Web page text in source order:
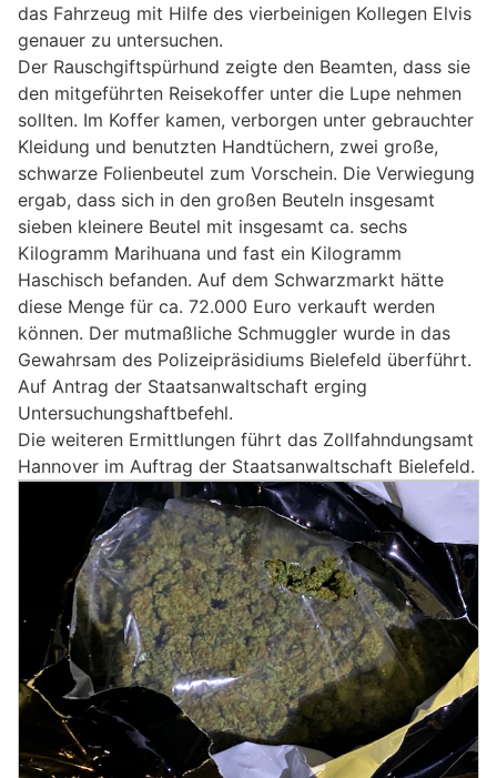
das Fahrzeug mit Hilfe des vierbeinigen Kollegen Elvis
genauer zu untersuchen.
Der Rauschgiftspürhund zeigte den Beamten, dass sie
den mitgeführten Reisekoffer unter die Lupe nehmen
sollten. Im Koffer kamen, verborgen unter gebrauchter
Kleidung und benutzten Handtüchern, zwei große,
schwarze Folienbeutel zum Vorschein. Die Verwiegung
ergab, dass sich in den großen Beuteln insgesamt
sieben kleinere Beutel mit insgesamt ca. sechs
Kilogramm Marihuana und fast ein Kilogramm
Haschisch befanden. Auf dem Schwarzmarkt hätte
diese Menge für ca. 72.000 Euro verkauft werden
können. Der mutmaßliche Schmuggler wurde in das
Gewahrsam des Polizeipräsidiums Bielefeld überführt.
Auf Antrag der Staatsanwaltschaft erging
Untersuchungshaftbefehl.
Die weiteren Ermittlungen führt das Zollfahndungsamt
Hannover im Auftrag der Staatsanwaltschaft Bielefeld.